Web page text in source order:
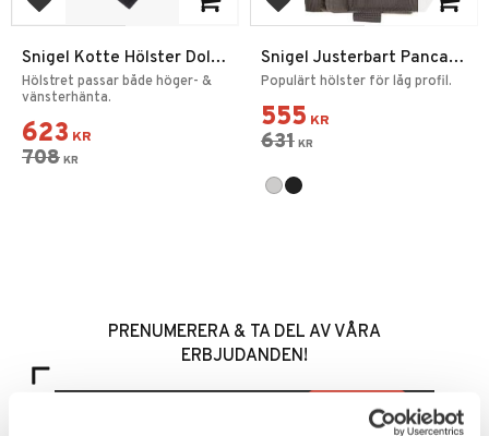
Add to favorites
Snigel Kotte Hölster Dold
2.0
Hölstret passar både höger- &
vänsterhänta.
623 KR
708 KR
Add to favorites
Snigel Justerbart Pancake
Hölster -16
Populärt hölster för låg profil.
555 KR
631 KR
PRENUMERERA & TA DEL AV VÅRA
ERBJUDANDEN!